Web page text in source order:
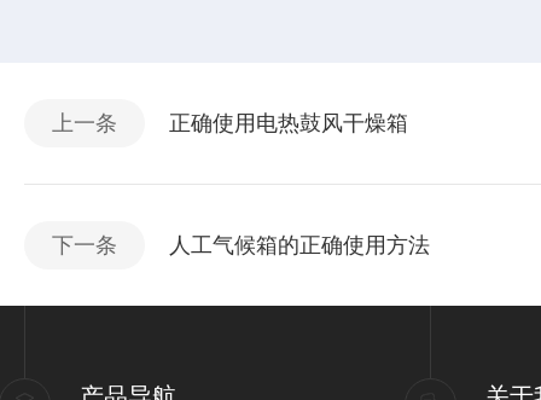
上一条 正确使用电热鼓风干燥箱
下一条 人工气候箱的正确使用方法